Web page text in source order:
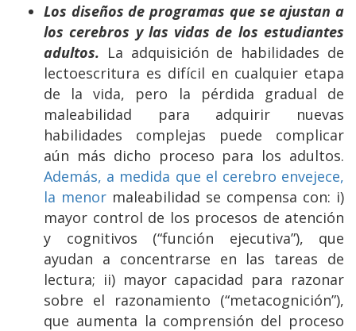
Los diseños de programas que se ajustan a
los cerebros y las vidas de los estudiantes
adultos. La adquisición de habilidades de
lectoescritura es difícil en cualquier etapa
de la vida, pero la pérdida gradual de
maleabilidad para adquirir nuevas
habilidades complejas puede complicar
aún más dicho proceso para los adultos.
Además, a medida que el cerebro envejece,
la menor maleabilidad se compensa con: i)
mayor control de los procesos de atención
y cognitivos (“función ejecutiva”), que
ayudan a concentrarse en las tareas de
lectura; ii) mayor capacidad para razonar
sobre el razonamiento (“metacognición”),
que aumenta la comprensión del proceso